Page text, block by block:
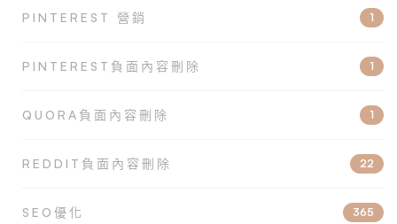
PINTEREST 營銷 1
PINTEREST負面內容刪除 1
QUORA負面內容刪除 1
REDDIT負面內容刪除 22
SEO優化 365